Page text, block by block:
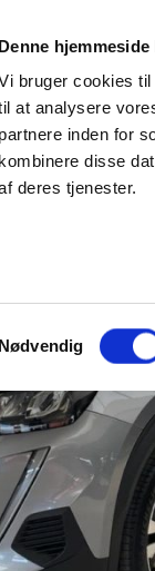
Denne
bruger cookies
at analysere
partnere inden for
kombinere disse
deres tjenester.
Samtykkevalg
Nødvendig
SÆLG